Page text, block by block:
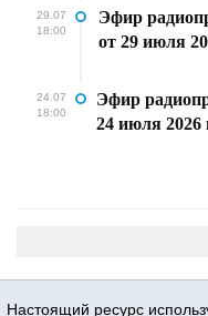
29.07
18:00
Эфир
от 29 июля
24.07
18:00
Эфир
24 июля 2026
Настоящий ресурс